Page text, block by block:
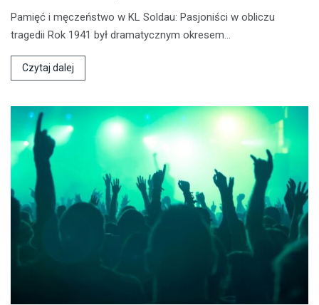
Pamięć i męczeństwo w KL Soldau: Pasjoniści w obliczu
tragedii Rok 1941 był dramatycznym okresem…
Czytaj dalej